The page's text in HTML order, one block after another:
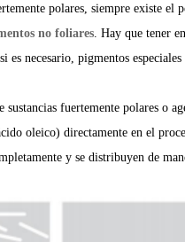
polares, siempre existe el
no foliares. Hay que tener
necesario, pigmentos especiales
fuertemente polares o
oleico) directamente en el
y se distribuyen de